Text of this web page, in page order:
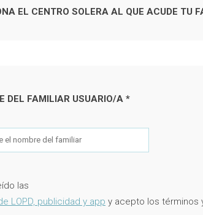
EL CENTRO SOLERA AL QUE ACUDE TU
DEL FAMILIAR USUARIO/A *
las
LOPD, publicidad y app y acepto los términos